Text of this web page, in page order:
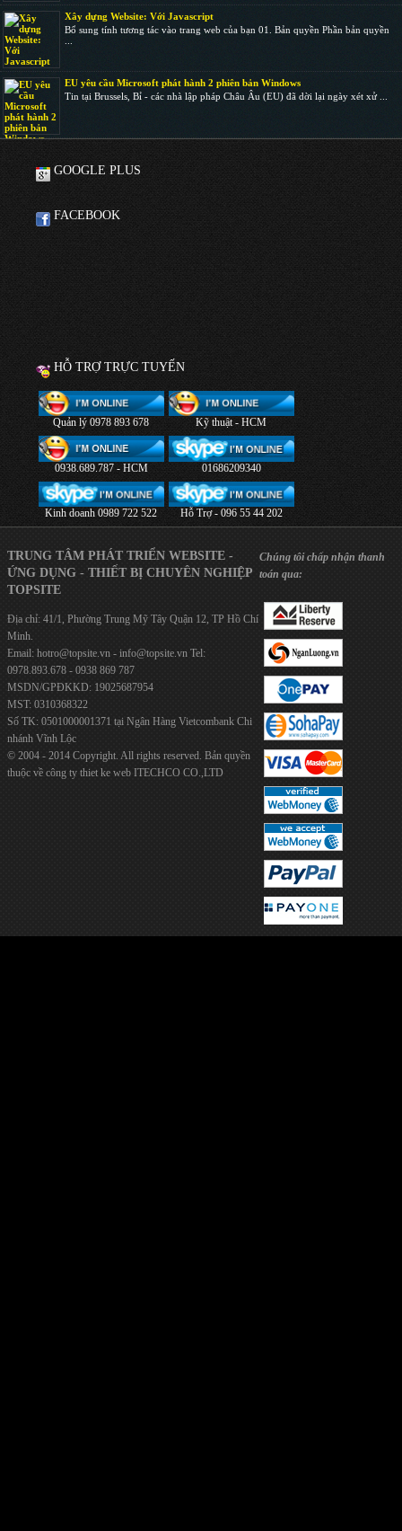
Xây dựng Website: Với Javascript
Bổ sung tính tương tác vào trang web của bạn 01. Bản quyền Phần bản quyền
...
EU yêu cầu Microsoft phát hành 2 phiên bản Windows
Tin tại Brussels, Bỉ - các nhà lập pháp Châu Âu (EU) đã dời lại ngày xét xử ...
GOOGLE PLUS
FACEBOOK
HỖ TRỢ TRỰC TUYẾN
Quản lý 0978 893 678 Kỹ thuật - HCM
0938.689.787 - HCM 01686209340
Kinh doanh 0989 722 522 Hỗ Trợ - 096 55 44 202
TRUNG TÂM PHÁT TRIỂN WEBSITE -
ỨNG DỤNG - THIẾT BỊ CHUYÊN NGHIỆP
TOPSITE
Địa chỉ: 41/1, Phường Trung Mỹ Tây Quận 12, TP Hồ Chí
Minh.
Email: hotro@topsite.vn - info@topsite.vn Tel:
0978.893.678 - 0938 869 787
MSDN/GPĐKKD: 19025687954
MST: 0310368322
Số TK: 0501000001371 tại Ngân Hàng Vietcombank Chi
nhánh Vĩnh Lộc
© 2004 - 2014 Copyright. All rights reserved. Bản quyền
thuộc về công ty thiet ke web ITECHCO CO.,LTD
Chúng tôi chấp nhận thanh
toán qua: